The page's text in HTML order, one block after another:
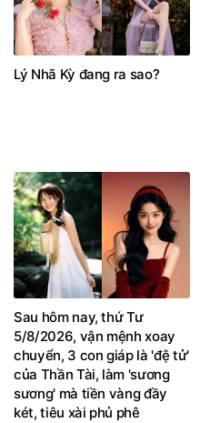
Lý Nhã Kỳ đang ra sao?
Sau hôm nay, thứ Tư
5/8/2026, vận mệnh xoay
chuyển, 3 con giáp là 'đệ tử'
của Thần Tài, làm 'sương
sương' mà tiền vàng đầy
két, tiêu xài phủ phê